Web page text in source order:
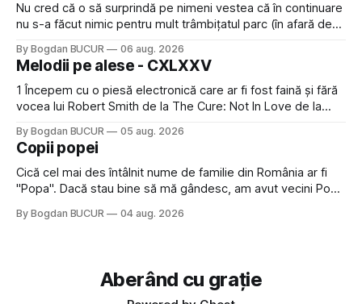
Nu cred că o să surprindă pe nimeni vestea că în continuare
nu s-a făcut nimic pentru mult trâmbițatul parc (în afară de
timp pui și latră prin gard la lumea care trece prin zonă). Am
avut, în schimb, o belea
By Bogdan BUCUR 06 aug. 2026
Melodii pe alese - CXLXXV
1 Începem cu o piesă electronică care ar fi fost faină și fără
vocea lui Robert Smith de la The Cure: Not In Love de la
a dovedit că jumătatea masculină a acelui duo era cam
dubioasă...) 2. Băgăm la
By Bogdan BUCUR 05 aug. 2026
Copii popei
Cică cel mai des întâlnit nume de familie din România ar fi
"Popa". Dacă stau bine să mă gândesc, am avut vecini Popa
Dexonline spune de etimologia termenului de popă că ar
By Bogdan BUCUR 04 aug. 2026
Aberând cu grație